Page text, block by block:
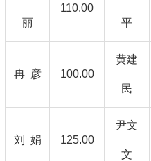
丽
110.00
平
冉 彦 100.00
黄建
民
刘 娟 125.00
尹文
文